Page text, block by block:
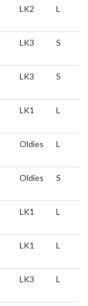
LK2 L
LK3 S
LK3 S
LK1 L
Oldies L
Oldies S
LK1 L
LK1 L
LK3 L